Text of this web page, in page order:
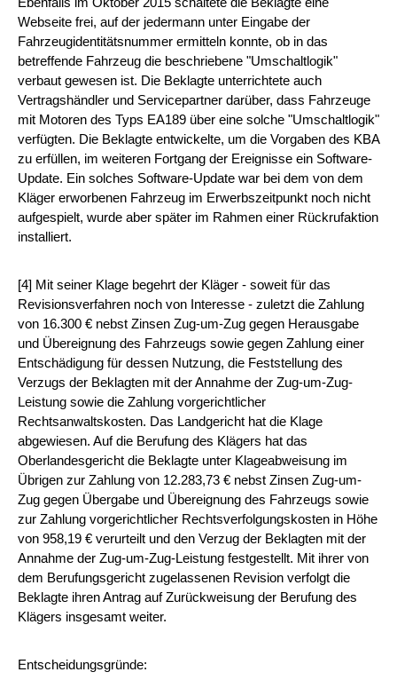
Webseite frei, auf der jedermann unter Eingabe der
Fahrzeugidentitätsnummer ermitteln konnte, ob in das
betreffende Fahrzeug die beschriebene "Umschaltlogik"
verbaut gewesen ist. Die Beklagte unterrichtete auch
Vertragshändler und Servicepartner darüber, dass Fahrzeuge
mit Motoren des Typs EA189 über eine solche "Umschaltlogik"
verfügten. Die Beklagte entwickelte, um die Vorgaben des KBA
zu erfüllen, im weiteren Fortgang der Ereignisse ein Software-
Update. Ein solches Software-Update war bei dem von dem
Kläger erworbenen Fahrzeug im Erwerbszeitpunkt noch nicht
aufgespielt, wurde aber später im Rahmen einer Rückrufaktion
installiert.
[4] Mit seiner Klage begehrt der Kläger - soweit für das
Revisionsverfahren noch von Interesse - zuletzt die Zahlung
von 16.300 € nebst Zinsen Zug-um-Zug gegen Herausgabe
und Übereignung des Fahrzeugs sowie gegen Zahlung einer
Entschädigung für dessen Nutzung, die Feststellung des
Verzugs der Beklagten mit der Annahme der Zug-um-Zug-
Leistung sowie die Zahlung vorgerichtlicher
Rechtsanwaltskosten. Das Landgericht hat die Klage
abgewiesen. Auf die Berufung des Klägers hat das
Oberlandesgericht die Beklagte unter Klageabweisung im
Übrigen zur Zahlung von 12.283,73 € nebst Zinsen Zug-um-
Zug gegen Übergabe und Übereignung des Fahrzeugs sowie
zur Zahlung vorgerichtlicher Rechtsverfolgungskosten in Höhe
von 958,19 € verurteilt und den Verzug der Beklagten mit der
Annahme der Zug-um-Zug-Leistung festgestellt. Mit ihrer von
dem Berufungsgericht zugelassenen Revision verfolgt die
Beklagte ihren Antrag auf Zurückweisung der Berufung des
Klägers insgesamt weiter.
Entscheidungsgründe: